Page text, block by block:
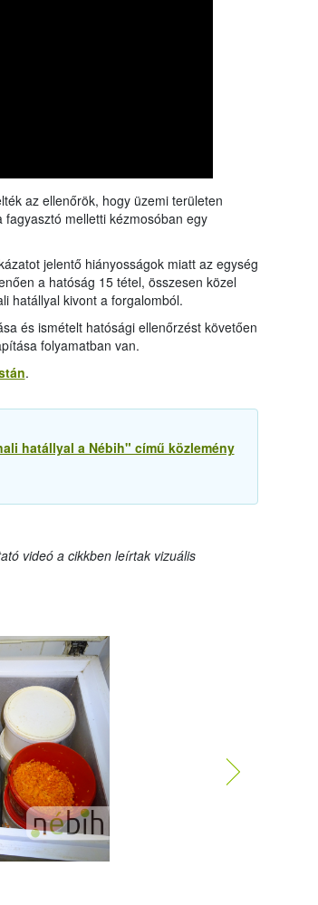
az ellenőrök, hogy üzemi területen
melletti kézmosóban egy
jelentő hiányosságok miatt az egység
a hatóság 15 tétel, összesen közel
hatállyal kivont a forgalomból.
és ismételt hatósági ellenőrzést követően
folyamatban van.
.
hatállyal a Nébih" című közlemény
videó a cikkben leírtak vizuális